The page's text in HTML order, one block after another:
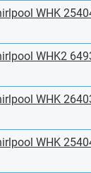
WHK
WHK2
WHK
WHK